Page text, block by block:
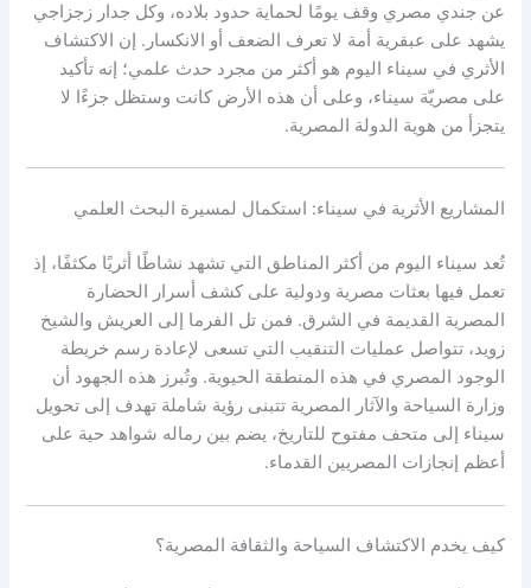
عن جندي مصري وقف يومًا لحماية حدود بلاده، وكل جدار زجزاجي
يشهد على عبقرية أمة لا تعرف الضعف أو الانكسار. إن الاكتشاف
الأثري في سيناء اليوم هو أكثر من مجرد حدث علمي؛ إنه تأكيد
على مصريّة سيناء، وعلى أن هذه الأرض كانت وستظل جزءًا لا
يتجزأ من هوية الدولة المصرية.
المشاريع الأثرية في سيناء: استكمال لمسيرة البحث العلمي
تُعد سيناء اليوم من أكثر المناطق التي تشهد نشاطًا أثريًا مكثفًا، إذ
تعمل فيها بعثات مصرية ودولية على كشف أسرار الحضارة
المصرية القديمة في الشرق. فمن تل الفرما إلى العريش والشيخ
زويد، تتواصل عمليات التنقيب التي تسعى لإعادة رسم خريطة
الوجود المصري في هذه المنطقة الحيوية. وتُبرز هذه الجهود أن
وزارة السياحة والآثار المصرية تتبنى رؤية شاملة تهدف إلى تحويل
سيناء إلى متحف مفتوح للتاريخ، يضم بين رماله شواهد حية على
أعظم إنجازات المصريين القدماء.
كيف يخدم الاكتشاف السياحة والثقافة المصرية؟